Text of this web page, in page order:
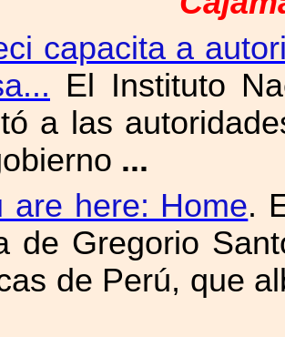
capacita a
El Instituto
a las
...
are here: Home.
de Gregorio
de Perú, que